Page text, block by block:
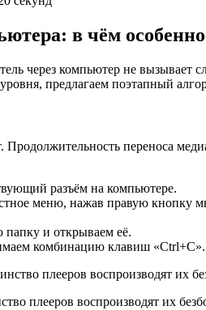
в чём
через компьютер не вызывает
предлагаем поэтапный
переноса
разъём на компьютере.
меню, нажав правую
и открываем её.
комбинацию клавиш «Ctrl+C».
плееров воспроизводят их